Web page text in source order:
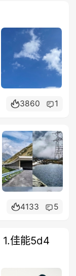
3860 1
4133 5
1.佳能5d4